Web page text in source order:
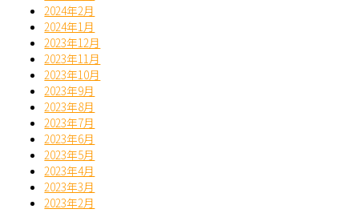
2024年2月
2024年1月
2023年12月
2023年11月
2023年10月
2023年9月
2023年8月
2023年7月
2023年6月
2023年5月
2023年4月
2023年3月
2023年2月